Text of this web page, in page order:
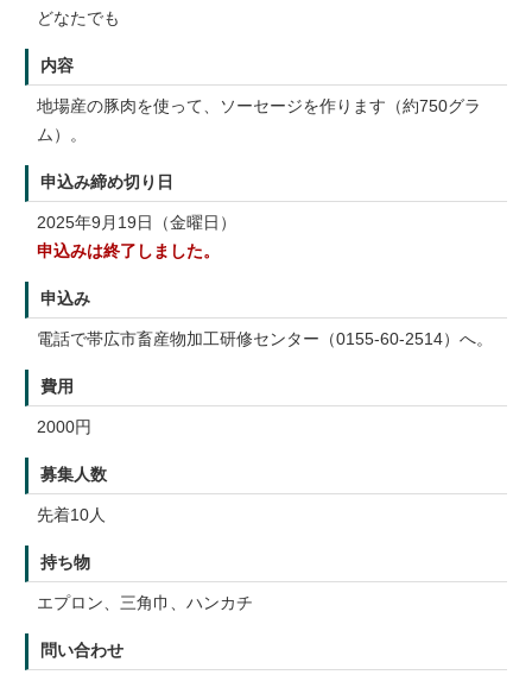
どなたでも
内容
地場産の豚肉を使って、ソーセージを作ります（約750グラ
ム）。
申込み締め切り日
2025年9月19日（金曜日）
申込みは終了しました。
申込み
電話で帯広市畜産物加工研修センター（0155-60-2514）へ。
費用
2000円
募集人数
先着10人
持ち物
エプロン、三角巾、ハンカチ
問い合わせ